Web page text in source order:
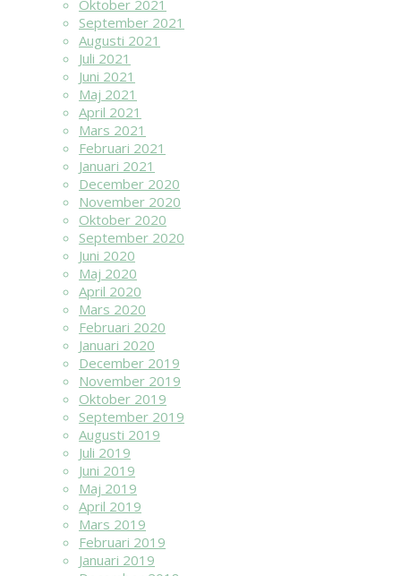
Oktober 2021
September 2021
Augusti 2021
Juli 2021
Juni 2021
Maj 2021
April 2021
Mars 2021
Februari 2021
Januari 2021
December 2020
November 2020
Oktober 2020
September 2020
Juni 2020
Maj 2020
April 2020
Mars 2020
Februari 2020
Januari 2020
December 2019
November 2019
Oktober 2019
September 2019
Augusti 2019
Juli 2019
Juni 2019
Maj 2019
April 2019
Mars 2019
Februari 2019
Januari 2019